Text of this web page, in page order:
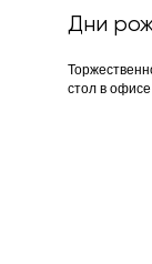
Дни
стол в